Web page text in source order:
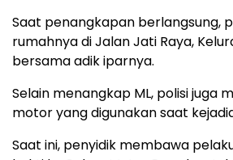
Saat penangkapan berlangsung,
rumahnya di Jalan Jati Raya,
bersama adik iparnya.
Selain menangkap ML, polisi juga
motor yang digunakan saat
Saat ini, penyidik membawa